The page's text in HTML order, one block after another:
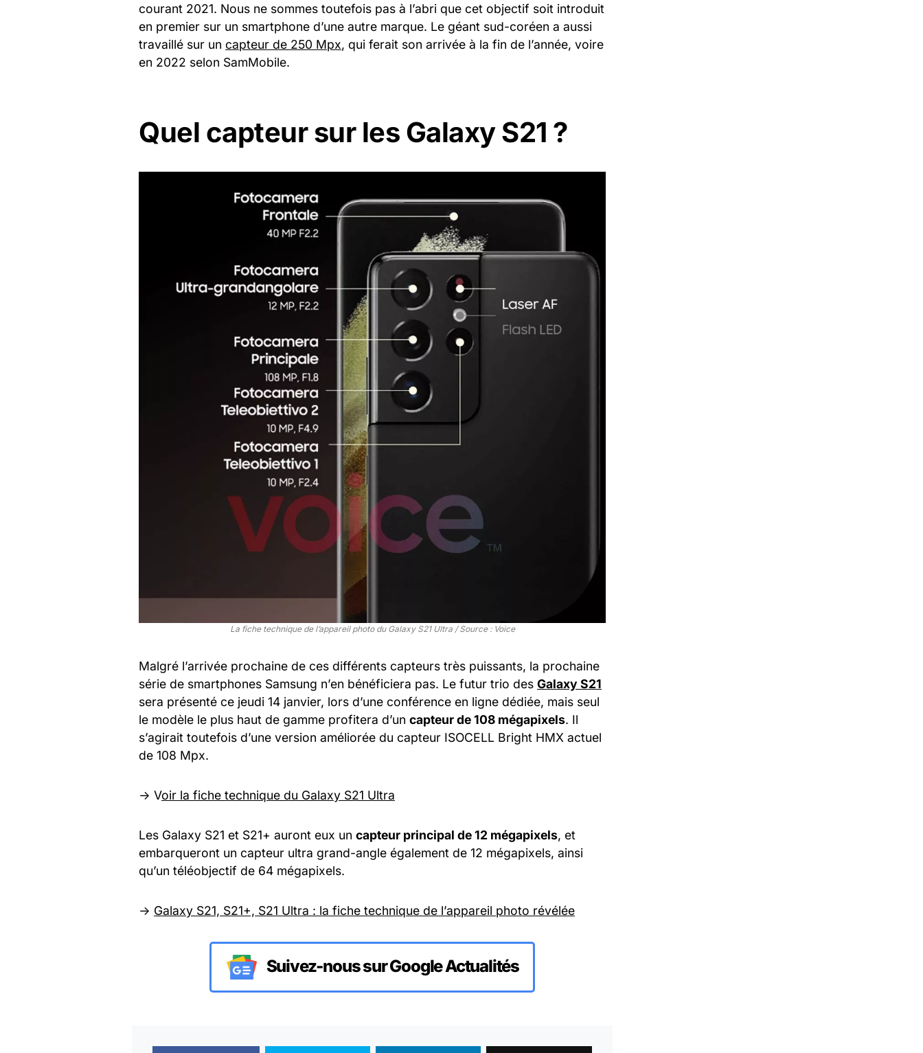
courant 2021. Nous ne sommes toutefois pas à l’abri que cet objectif soit introduit
en premier sur un smartphone d’une autre marque. Le géant sud-coréen a aussi
travaillé sur un capteur de 250 Mpx, qui ferait son arrivée à la fin de l’année, voire
en 2022 selon SamMobile.
Quel capteur sur les Galaxy S21 ?
La fiche technique de l’appareil photo du Galaxy S21 Ultra / Source : Voice
Malgré l’arrivée prochaine de ces différents capteurs très puissants, la prochaine
série de smartphones Samsung n’en bénéficiera pas. Le futur trio des Galaxy S21
sera présenté ce jeudi 14 janvier, lors d’une conférence en ligne dédiée, mais seul
le modèle le plus haut de gamme profitera d’un capteur de 108 mégapixels. Il
s’agirait toutefois d’une version améliorée du capteur ISOCELL Bright HMX actuel
de 108 Mpx.
-> Voir la fiche technique du Galaxy S21 Ultra
Les Galaxy S21 et S21+ auront eux un capteur principal de 12 mégapixels, et
embarqueront un capteur ultra grand-angle également de 12 mégapixels, ainsi
qu’un téléobjectif de 64 mégapixels.
-> Galaxy S21, S21+, S21 Ultra : la fiche technique de l’appareil photo révélée
Suivez-nous sur Google Actualités